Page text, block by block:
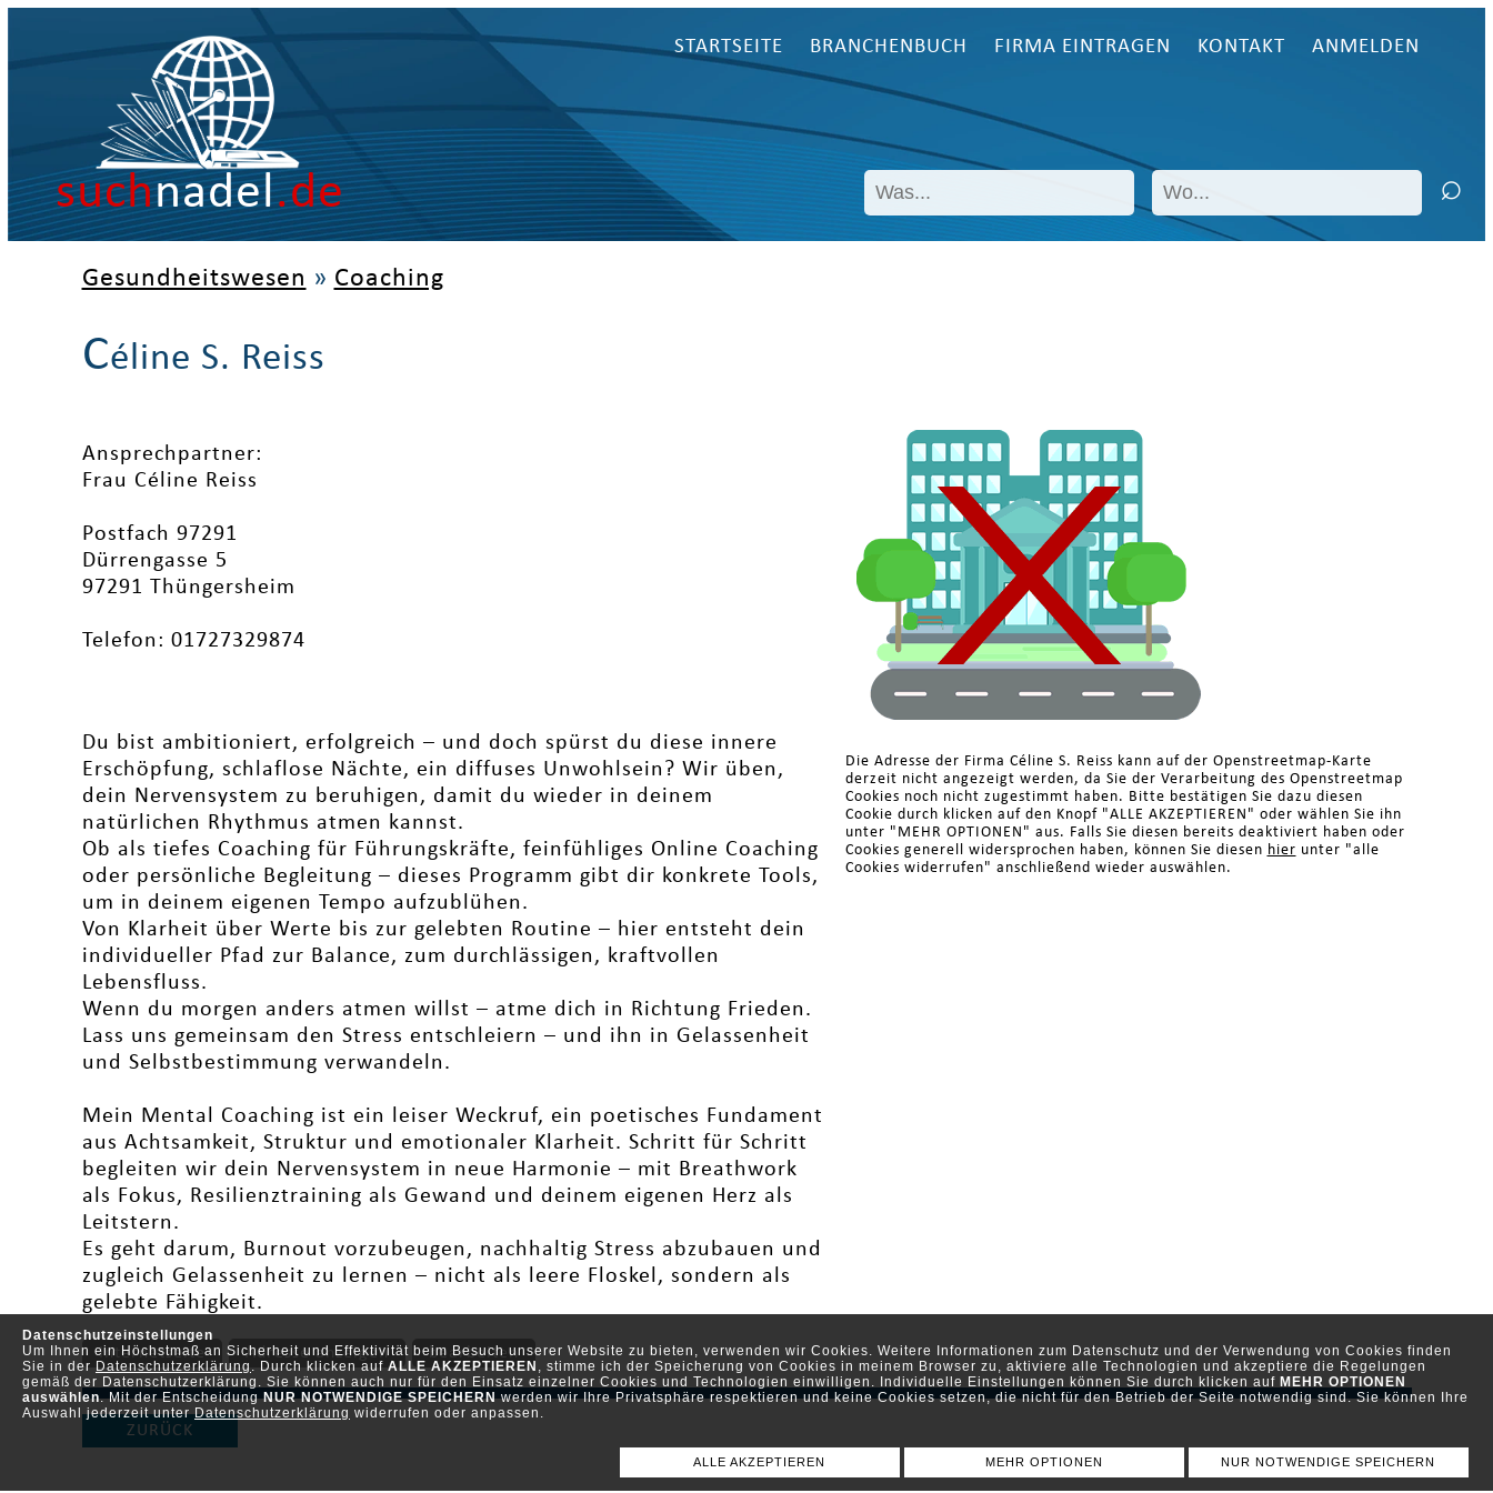
Datenschutzeinstellungen
Um Ihnen ein Höchstmaß an Sicherheit und Effektivität beim Besuch unserer Website zu bieten, verwenden wir Cookies. Weitere Informationen zum Datenschutz und der Verwendung von Cookies finden
Sie in der Datenschutzerklärung . Durch klicken auf ALLE AKZEPTIEREN , stimme ich der Speicherung von Cookies in meinem Browser zu, aktiviere alle Technologien und akzeptiere die Regelungen
gemäß der Datenschutzerklärung. Sie können auch nur für den Einsatz einzelner Cookies und Technologien einwilligen. Individuelle Einstellungen können Sie durch klicken auf MEHR OPTIONEN
auswählen. Mit der EntscheidungNUR NOTWENDIGE SPEICHERNwerden wir Ihre Privatsphäre respektieren und keine Cookies setzen, die nicht für den Betrieb der Seite notwendig sind. Sie können Ihre
Auswahl jederzeit unterDatenschutzerklärung widerrufen oder anpassen.
ALLE AKZEPTIEREN MEHR OPTIONEN NUR NOTWENDIGE SPEICHERN
suchnadel.de
STARTSEITE BRANCHENBUCH FIRMA EINTRAGEN KONTAKT ANMELDEN
Gesundheitswesen » Coaching
Céline S. Reiss
Ansprechpartner:
Frau Céline Reiss
Postfach 97291
Dürrengasse 5
97291 Thüngersheim
Telefon: 01727329874
Du bist ambitioniert, erfolgreich – und doch spürst du diese innere
Erschöpfung, schlaflose Nächte, ein diffuses Unwohlsein? Wir üben,
dein Nervensystem zu beruhigen, damit du wieder in deinem
natürlichen Rhythmus atmen kannst.
Ob als tiefes Coaching für Führungskräfte, feinfühliges Online Coaching
oder persönliche Begleitung – dieses Programm gibt dir konkrete Tools,
um in deinem eigenen Tempo aufzublühen.
Von Klarheit über Werte bis zur gelebten Routine – hier entsteht dein
individueller Pfad zur Balance, zum durchlässigen, kraftvollen
Lebensfluss.
Wenn du morgen anders atmen willst – atme dich in Richtung Frieden.
Lass uns gemeinsam den Stress entschleiern – und ihn in Gelassenheit
und Selbstbestimmung verwandeln.
Mein Mental Coaching ist ein leiser Weckruf, ein poetisches Fundament
aus Achtsamkeit, Struktur und emotionaler Klarheit. Schritt für Schritt
begleiten wir dein Nervensystem in neue Harmonie – mit Breathwork
als Fokus, Resilienztraining als Gewand und deinem eigenen Herz als
Leitstern.
Es geht darum, Burnout vorzubeugen, nachhaltig Stress abzubauen und
zugleich Gelassenheit zu lernen – nicht als leere Floskel, sondern als
gelebte Fähigkeit.
Internetseite Adresse anzeigen bearbeiten
Die Adresse der Firma Céline S. Reiss kann auf der Openstreetmap-Karte
derzeit nicht angezeigt werden, da Sie der Verarbeitung des Openstreetmap
Cookies noch nicht zugestimmt haben. Bitte bestätigen Sie dazu diesen
Cookie durch klicken auf den Knopf "ALLE AKZEPTIEREN" oder wählen Sie ihn
unter "MEHR OPTIONEN" aus. Falls Sie diesen bereits deaktiviert haben oder
Cookies generell widersprochen haben, können Sie diesen hier unter "alle
Cookies widerrufen" anschließend wieder auswählen.
ZURÜCK